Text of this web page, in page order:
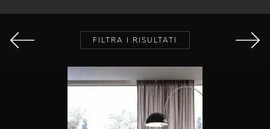
FILTRA I RISULTATI